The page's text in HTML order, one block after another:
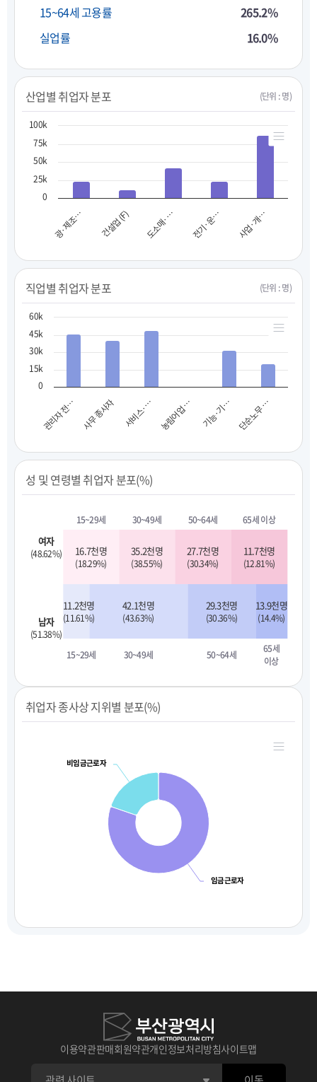
15~64세 고용률
265.2%
실업률
16.0%
산업별 취업자 분포 (단위 : 명)
광·제조… 건설업 (F) 도소매·… 전기·운… 사업·개…
0
25k
50k
75k
100k
직업별 취업자 분포 (단위 : 명)
관리자 전… 사무 종사자 서비스·… 농림어업 … 기능·기… 단순노무 …
0
15k
30k
45k
60k
성 및 연령별 취업자 분포(%)
여자
(48.62%)
15~29세 30~49세 50~64세 65세 이상
16.7천명
(18.29%)
35.2천명
(38.55%)
27.7천명
(30.34%)
11.7천명
(12.81%)
남자
(51.38%)
11.2천명
(11.61%)
42.1천명
(43.63%)
29.3천명
(30.36%)
13.9천명
(14.4%)
15~29세 30~49세 50~64세
65세
이상
취업자 종사상 지위별 분포(%)
임금근로자
비임금근로자
이용약관판매회원약관개인정보처리방침사이트맵